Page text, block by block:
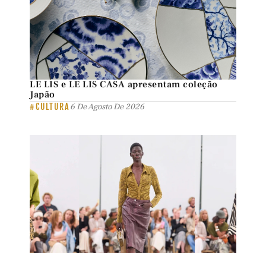
LE LIS e LE LIS CASA apresentam coleção
Japão
#CULTURA6 De Agosto De 2026